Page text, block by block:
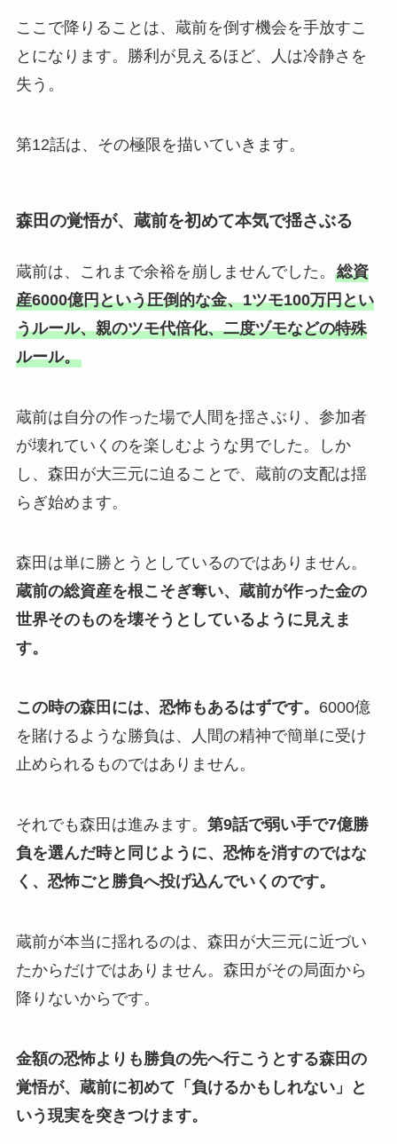
ここで降りることは、蔵前を倒す機会を手放すこ
とになります。勝利が見えるほど、人は冷静さを
失う。
第12話は、その極限を描いていきます。
森田の覚悟が、蔵前を初めて本気で揺さぶる
蔵前は、これまで余裕を崩しませんでした。 総資
産6000億円という圧倒的な金、1ツモ100万円とい
うルール、親のツモ代倍化、二度ヅモなどの特殊
ルール。
蔵前は自分の作った場で人間を揺さぶり、参加者
が壊れていくのを楽しむような男でした。しか
し、森田が大三元に迫ることで、蔵前の支配は揺
らぎ始めます。
森田は単に勝とうとしているのではありません。
蔵前の総資産を根こそぎ奪い、蔵前が作った金の
世界そのものを壊そうとしているように見えま
す。
この時の森田には、恐怖もあるはずです。 6000億
を賭けるような勝負は、人間の精神で簡単に受け
止められるものではありません。
それでも森田は進みます。 第9話で弱い手で7億勝
負を選んだ時と同じように、恐怖を消すのではな
く、恐怖ごと勝負へ投げ込んでいくのです。
蔵前が本当に揺れるのは、森田が大三元に近づい
たからだけではありません。森田がその局面から
降りないからです。
金額の恐怖よりも勝負の先へ行こうとする森田の
覚悟が、蔵前に初めて「負けるかもしれない」と
いう現実を突きつけます。